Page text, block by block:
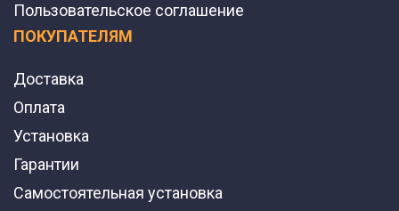
Пользовательское соглашение
ПОКУПАТЕЛЯМ
Доставка
Оплата
Установка
Гарантии
Самостоятельная установка